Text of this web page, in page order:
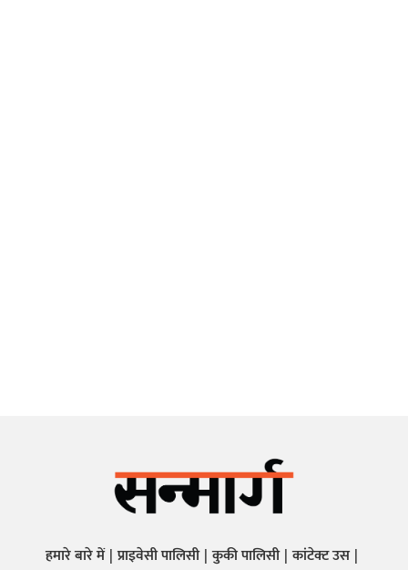
हमारे बारे में प्राइवेसी पालिसी कुकी पालिसी कांटेक्ट उस